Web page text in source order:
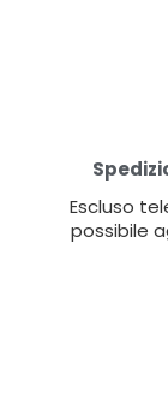
Escluso
possibile